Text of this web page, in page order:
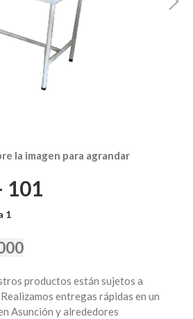
la imagen para agrandar
101
1
productos están sujetos a
entregas rápidas en un
Asunción y alrededores